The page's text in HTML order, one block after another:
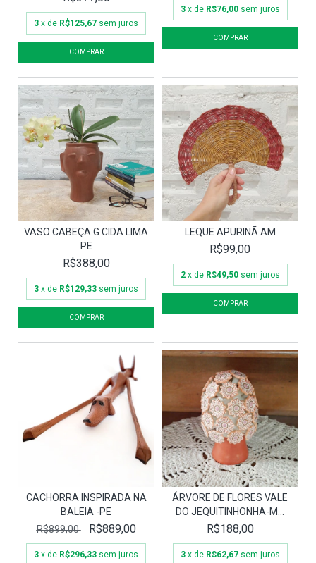
3 x de R$125,67 sem juros
3 x de R$76,00 sem juros
VASO CABEÇA G CIDA LIMA
PE
R$388,00
3 x de R$129,33 sem juros
LEQUE APURINÃ AM
R$99,00
2 x de R$49,50 sem juros
CACHORRA INSPIRADA NA
BALEIA -PE
R$899,00
R$889,00
3 x de R$296,33 sem juros
ÁRVORE DE FLORES VALE
DO JEQUITINHONHA-M...
R$188,00
3 x de R$62,67 sem juros